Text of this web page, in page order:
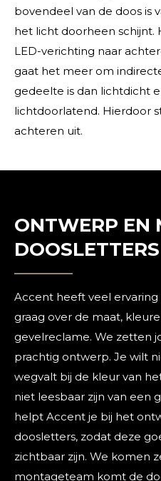
bovendeel van de doos is
het licht doorheen schijnt.
LED-verichting naar
gaat het meer om
gedeelte is dan lichtdicht
lichtdoorlatend. Hierdoor
achteren uit.
ONTWERP EN
DOOSLETTERS
Accent heeft veel ervaring
graag over de maat,
gevelreclame. We zetten
prachtig ontwerp. Je wilt
wegvalt bij de kleur van
niet leesbaar zijn van een
helpt Accent je bij het
doosletters, zodat deze
zichtbaar zijn. We komen
montageteam komt de